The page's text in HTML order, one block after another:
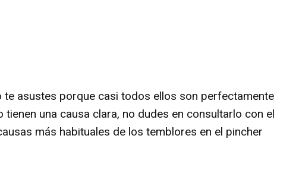
asustes porque casi todos ellos son perfectamente
una causa clara, no dudes en consultarlo con el
más habituales de los temblores en el pincher